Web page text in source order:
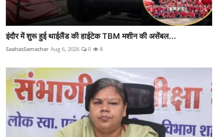
इंदौर में शुरू हुई थाईलैंड की हाईटेक TBM मशीन की असेंबल...
SaahasSamachar Aug 6, 2026 0 8